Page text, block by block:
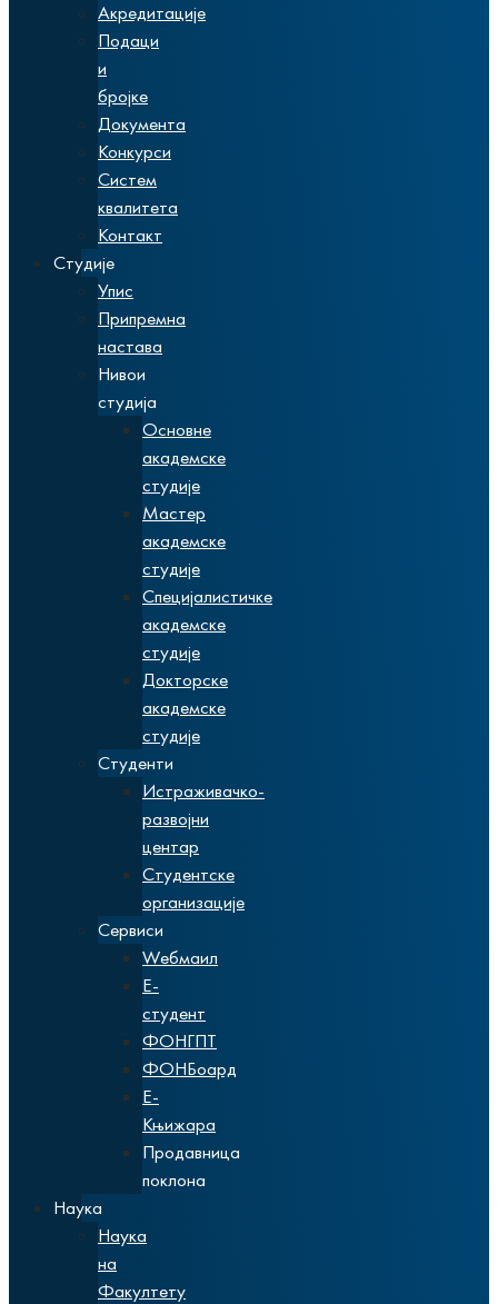
Акредитације
Подаци
и
бројке
Документа
Конкурси
Систем
квалитета
Контакт
Студије
Упис
Припремна
настава
Нивои
студија
Основне
академске
студије
Мастер
академске
студије
Специјалистичке
академске
студије
Докторске
академске
студије
Студенти
Истраживачко-
развојни
центар
Студентске
организације
Сервиси
Wебмаил
Е-
студент
ФОНГПТ
ФОНБоард
Е-
Књижара
Продавница
поклона
Наука
Наука
на
Факултету